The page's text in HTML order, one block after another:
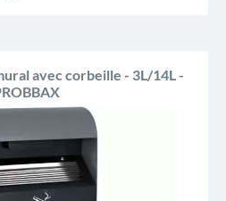
avec corbeille - 3L/14L -